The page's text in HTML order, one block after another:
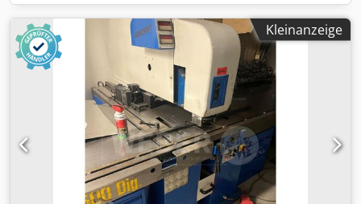
Kleinanzeige